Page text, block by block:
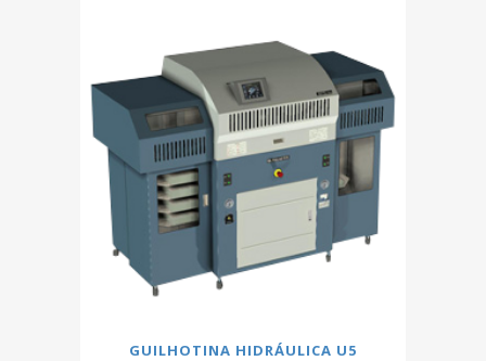
GUILHOTINA HIDRÁULICA U5